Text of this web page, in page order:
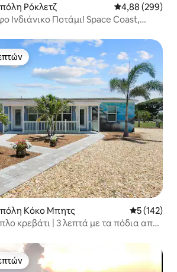
Ρόκλετζ Μέση
4,88 (299)
Ινδιάνικο Ποτάμι! Space Coast,
επισκεπτών
Κόκο Μπητς Μέση
5 (142)
κρεβάτι | 3 λεπτά με τα πόδια από
επισκεπτών